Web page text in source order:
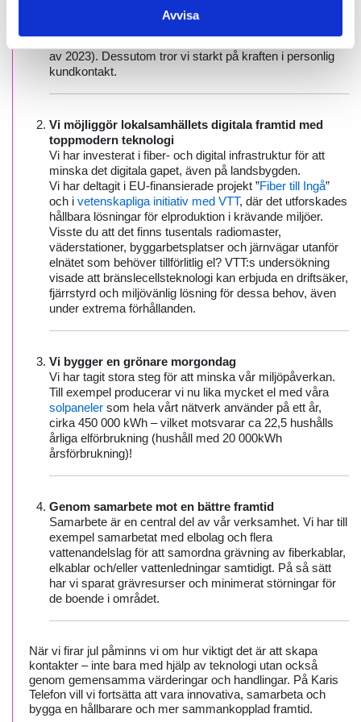
Avvisa
För oss är kunden i fokus, och vår höga kvalitet på
kundnöjdhetsundersökningar(senast genomförd i slutet
av 2023). Dessutom tror vi starkt på kraften i personlig
kundkontakt.
Vi möjliggör lokalsamhällets digitala framtid med
toppmodern teknologi
Vi har investerat i fiber- och digital infrastruktur för att
minska det digitala gapet, även på landsbygden.
Vi har deltagit i EU-finansierade projekt ”Fiber till Ingå”
och i vetenskapliga initiativ med VTT, där det utforskades
hållbara lösningar för elproduktion i krävande miljöer.
Visste du att det finns tusentals radiomaster,
väderstationer, byggarbetsplatser och järnvägar utanför
elnätet som behöver tillförlitlig el? VTT:s undersökning
visade att bränslecellsteknologi kan erbjuda en driftsäker,
fjärrstyrd och miljövänlig lösning för dessa behov, även
under extrema förhållanden.
Vi bygger en grönare morgondag
Vi har tagit stora steg för att minska vår miljöpåverkan.
Till exempel producerar vi nu lika mycket el med våra
solpaneler som hela vårt nätverk använder på ett år,
cirka 450 000 kWh – vilket motsvarar ca 22,5 hushålls
årliga elförbrukning (hushåll med 20 000kWh
årsförbrukning)!
Genom samarbete mot en bättre framtid
Samarbete är en central del av vår verksamhet. Vi har till
exempel samarbetat med elbolag och flera
vattenandelslag för att samordna grävning av fiberkablar,
elkablar och/eller vattenledningar samtidigt. På så sätt
har vi sparat grävresurser och minimerat störningar för
de boende i området.
När vi firar jul påminns vi om hur viktigt det är att skapa
kontakter – inte bara med hjälp av teknologi utan också
genom gemensamma värderingar och handlingar. På Karis
Telefon vill vi fortsätta att vara innovativa, samarbeta och
bygga en hållbarare och mer sammankopplad framtid.